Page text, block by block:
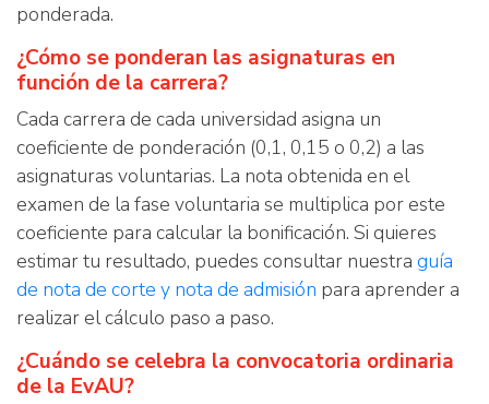
ponderada.
¿Cómo se ponderan las asignaturas en
función de la carrera?
Cada carrera de cada universidad asigna un
coeficiente de ponderación (0,1, 0,15 o 0,2) a las
asignaturas voluntarias. La nota obtenida en el
examen de la fase voluntaria se multiplica por este
coeficiente para calcular la bonificación. Si quieres
estimar tu resultado, puedes consultar nuestra guía
de nota de corte y nota de admisión para aprender a
realizar el cálculo paso a paso.
¿Cuándo se celebra la convocatoria ordinaria
de la EvAU?